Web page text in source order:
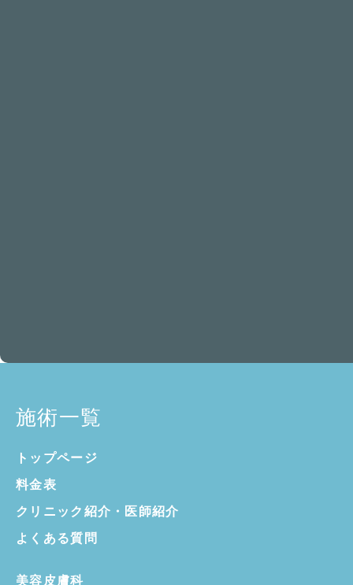
施術一覧
トップページ
料金表
クリニック紹介・ 医師紹介
よくある質問
美容皮膚科